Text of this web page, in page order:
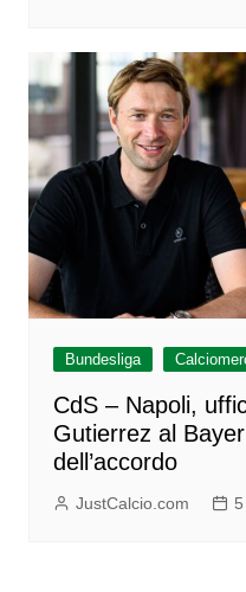
Bundesliga
CdS – Napoli,
Gutierrez al
dell’accordo
JustCalcio.com